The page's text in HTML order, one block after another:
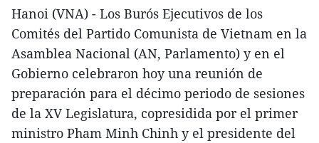
Hanoi (VNA) - Los Burós Ejecutivos de los
Comités del Partido Comunista de Vietnam en la
Asamblea Nacional (AN, Parlamento) y en el
Gobierno celebraron hoy una reunión de
preparación para el décimo periodo de sesiones
de la XV Legislatura, copresidida por el primer
ministro Pham Minh Chinh y el presidente del